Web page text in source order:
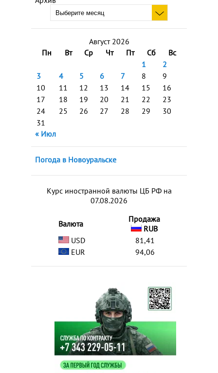
Август 2026
Пн
Вт Ср Чт Пт Сб
Вс
1
2
3
4 5 6 7 8
9
10
11 12 13 14 15
16
17
18 19 20 21 22
23
24
25 26 27 28 29
30
31
« Июл
Погода в Новоуральске
Курс иностранной валюты ЦБ РФ на
07.08.2026
Валюта
Продажа
RUB
USD
81,41
EUR
94,06